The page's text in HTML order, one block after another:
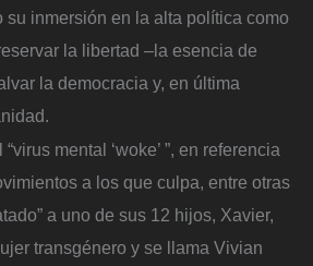
su inmersión en la alta política como
la libertad –la esencia de
la democracia y, en última
mental ‘woke’ ”, en referencia
a los que culpa, entre otras
a uno de sus 12 hijos, Xavier,
transgénero y se llama Vivian